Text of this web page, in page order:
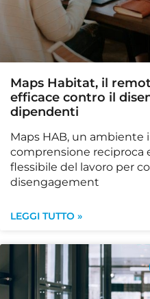
Maps Habitat, il
efficace contro il
dipendenti
Maps HAB, un ambiente
comprensione reciproca
flessibile del lavoro per
disengagement
LEGGI TUTTO »